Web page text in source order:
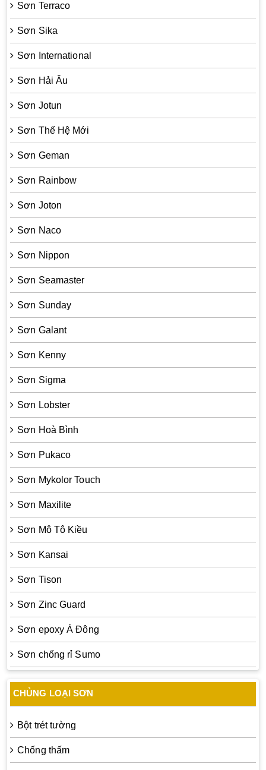
Sơn Terraco
Sơn Sika
Sơn International
Sơn Hải Âu
Sơn Jotun
Sơn Thế Hệ Mới
Sơn Geman
Sơn Rainbow
Sơn Joton
Sơn Naco
Sơn Nippon
Sơn Seamaster
Sơn Sunday
Sơn Galant
Sơn Kenny
Sơn Sigma
Sơn Lobster
Sơn Hoà Bình
Sơn Pukaco
Sơn Mykolor Touch
Sơn Maxilite
Sơn Mô Tô Kiều
Sơn Kansai
Sơn Tison
Sơn Zinc Guard
Sơn epoxy Á Đông
Sơn chống rỉ Sumo
CHỦNG LOẠI SƠN
Bột trét tường
Chống thấm